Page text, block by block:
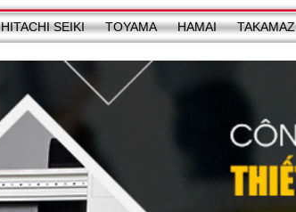
HITACHI SEIKI TOYAMA HAMAI TAKAMAZ